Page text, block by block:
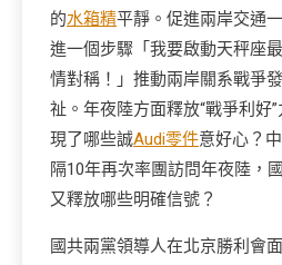
的水箱精平靜。促進兩岸交通
進一個步驟「我要啟動天秤座
情對稱！」推動兩岸關系戰爭
祉。年夜陸方面釋放“戰爭利好
現了哪些誠Audi零件意好心？
隔10年再次率團訪問年夜陸，
又釋放哪些明確信號？
國共兩黨領導人在北京勝利會